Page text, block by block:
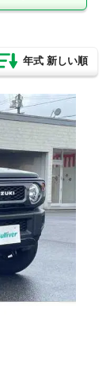
年式 新しい順